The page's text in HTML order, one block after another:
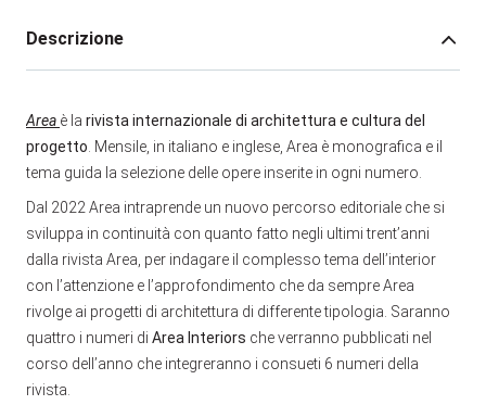
Descrizione
Area è la rivista internazionale di architettura e cultura del
progetto . Mensile, in italiano e inglese, Area è monografica e il
tema guida la selezione delle opere inserite in ogni numero.
Dal 2022 Area intraprende un nuovo percorso editoriale che si
sviluppa in continuità con quanto fatto negli ultimi trent’anni
dalla rivista Area, per indagare il complesso tema dell’interior
con l’attenzione e l’approfondimento che da sempre Area
rivolge ai progetti di architettura di differente tipologia. Saranno
quattro i numeri di Area Interiors che verranno pubblicati nel
corso dell’anno che integreranno i consueti 6 numeri della
rivista.